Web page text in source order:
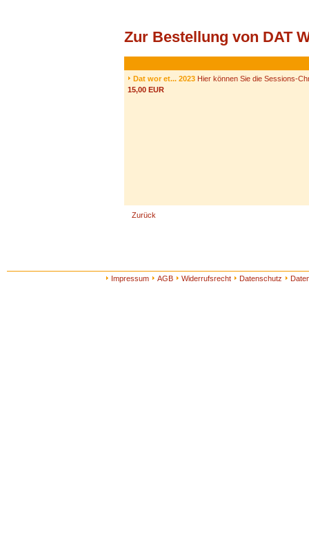
Zur Bestellung von DAT
Dat wor et... 2023 Hier können Sie die Sessions-
15,00 EUR
Zurück
Impressum AGB Widerrufsrecht Datenschutz